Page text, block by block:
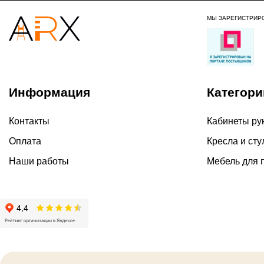
МЫ
Информация
Контакты
Оплата
Наши работы
Кабинеты
Кресла и
Мебель для